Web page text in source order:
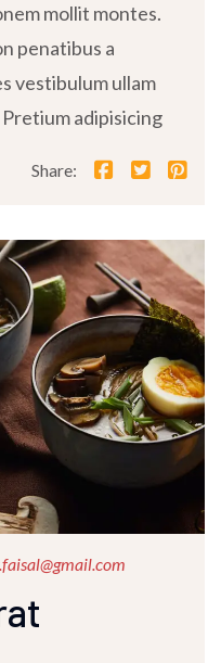
mollit montes.
penatibus a
vestibulum ullam
adipisicing
Share: